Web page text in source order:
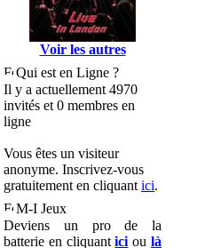
Voir les autres
Qui est en Ligne ?
Il y a actuellement 4970
invités et 0 membres en
ligne
Vous êtes un visiteur
anonyme. Inscrivez-vous
gratuitement en cliquant ici.
M-I Jeux
Deviens un pro de la
batterie en cliquantici oulà